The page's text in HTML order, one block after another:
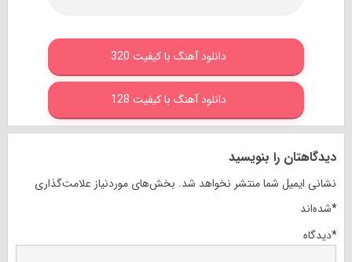
دانلود آهنگ با کیفیت 320
دانلود آهنگ با کیفیت 128
دیدگاهتان را بنویسید
نشانی ایمیل شما منتشر نخواهد شد. بخش‌های موردنیاز علامت‌گذاری
شده‌اند*
دیدگاه*